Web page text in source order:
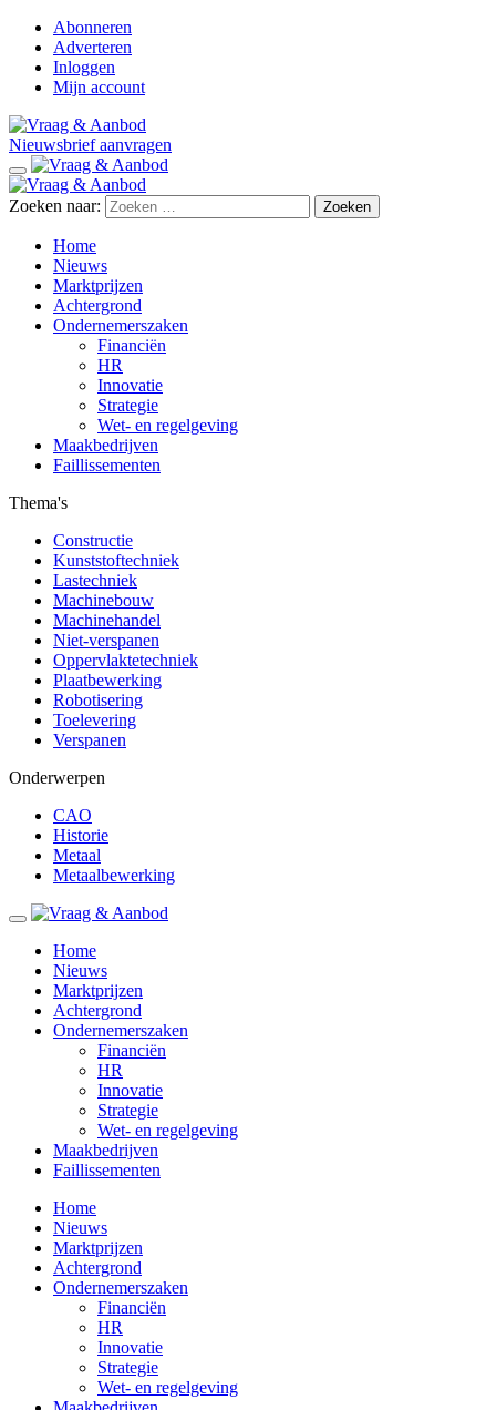
Abonneren
Adverteren
Inloggen
Mijn account
Nieuwsbrief aanvragen
Zoeken naar:
Home
Nieuws
Marktprijzen
Achtergrond
Ondernemerszaken
Financiën
HR
Innovatie
Strategie
Wet- en regelgeving
Maakbedrijven
Faillissementen
Thema's
Constructie
Kunststoftechniek
Lastechniek
Machinebouw
Machinehandel
Niet-verspanen
Oppervlaktetechniek
Plaatbewerking
Robotisering
Toelevering
Verspanen
Onderwerpen
CAO
Historie
Metaal
Metaalbewerking
Home
Nieuws
Marktprijzen
Achtergrond
Ondernemerszaken
Financiën
HR
Innovatie
Strategie
Wet- en regelgeving
Maakbedrijven
Faillissementen
Home
Nieuws
Marktprijzen
Achtergrond
Ondernemerszaken
Financiën
HR
Innovatie
Strategie
Wet- en regelgeving